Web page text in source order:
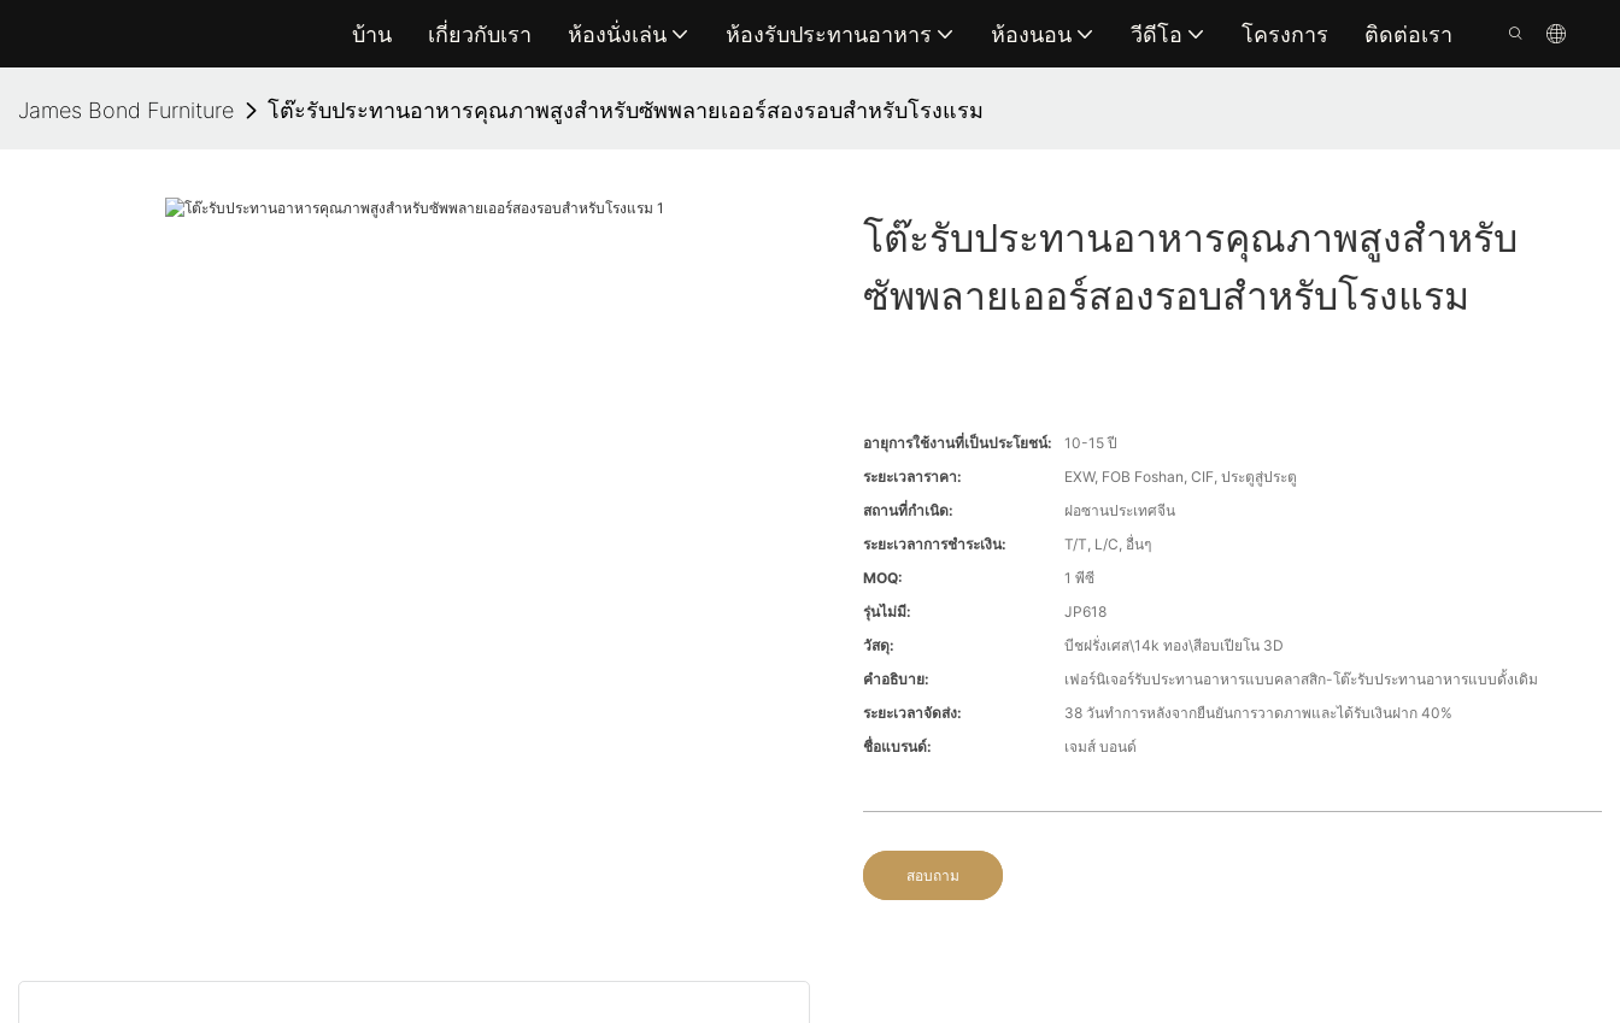
บ้าน เกี่ยวกับเรา ห้องนั่งเล่น ห้องรับประทานอาหาร ห้องนอน วีดีโอ โครงการ ติดต่อเรา
James Bond Furniture โต๊ะรับประทานอาหารคุณภาพสูงสำหรับซัพพลายเออร์สองรอบสำหรับโรงแรม
โต๊ะรับประทานอาหารคุณภาพสูงสำหรับ
ซัพพลายเออร์สองรอบสำหรับโรงแรม
อายุการใช้งานที่เป็นประโยชน์:
10-15 ปี
ระยะเวลาราคา:
EXW, FOB Foshan, CIF, ประตูสู่ประตู
สถานที่กำเนิด:
ฝอซานประเทศจีน
ระยะเวลาการชำระเงิน:
T/T, L/C, อื่นๆ
MOQ:
1 พีซี
รุ่นไม่มี:
JP618
วัสดุ:
บีชฝรั่งเศส\14k ทอง\สีอบเปียโน 3D
คำอธิบาย:
เฟอร์นิเจอร์รับประทานอาหารแบบคลาสสิก-โต๊ะรับประทานอาหารแบบดั้งเดิม
ระยะเวลาจัดส่ง:
38 วันทำการหลังจากยืนยันการวาดภาพและได้รับเงินฝาก 40%
ชื่อแบรนด์:
เจมส์ บอนด์
สอบถาม